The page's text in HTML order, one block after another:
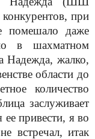
при
помешало даже
в шахматном
Надежда, жалко,
области до
количество
заслуживает
привести, я во
встречал, итак